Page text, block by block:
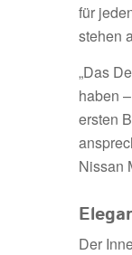
für
stehen
„Das
haben
ersten
Nissan
Der